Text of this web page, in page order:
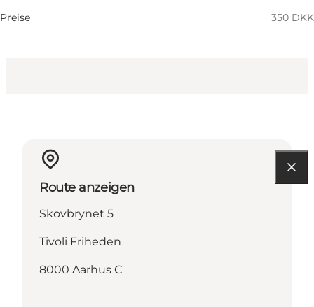
Preise 350 DKK
Route anzeigen
Skovbrynet 5
Tivoli Friheden
8000 Aarhus C